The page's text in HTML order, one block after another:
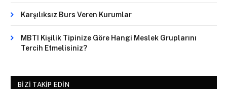
Karşılıksız Burs Veren Kurumlar
MBTI Kişilik Tipinize Göre Hangi Meslek Gruplarını
Tercih Etmelisiniz?
BIZI TAKIP EDIN